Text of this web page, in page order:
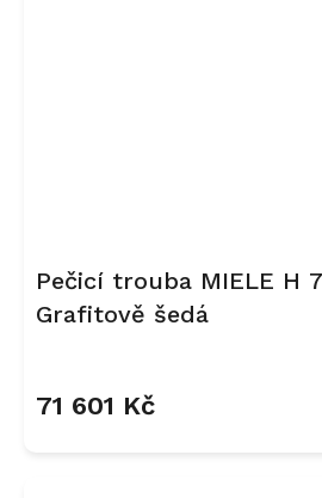
Pečicí trouba MIELE H
Grafitově šedá
71 601 Kč